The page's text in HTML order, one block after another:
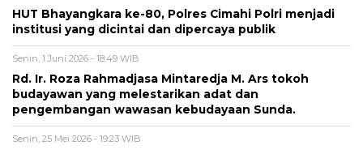
HUT Bhayangkara ke-80, Polres Cimahi Polri menjadi
institusi yang dicintai dan dipercaya publik
Senin, 1 Juni 2026 - 18:49 WIB
Rd. Ir. Roza Rahmadjasa Mintaredja M. Ars tokoh
budayawan yang melestarikan adat dan
pengembangan wawasan kebudayaan Sunda.
Senin, 25 Mei 2026 - 19:23 WIB